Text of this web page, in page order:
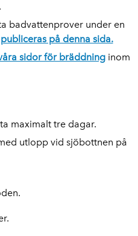
badvattenprover under en
på denna sida.
sidor för bräddninginom
maximalt tre dagar.
utlopp vid sjöbottnen på